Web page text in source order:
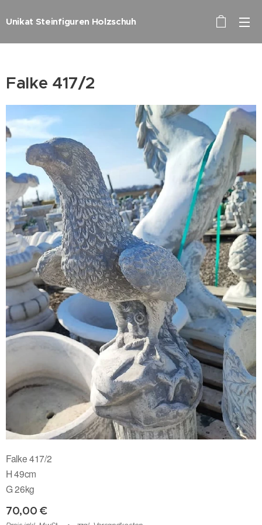
Unikat Steinfiguren Holzschuh
Falke 417/2
Falke 417/2
H 49cm
G 26kg
70,00 €